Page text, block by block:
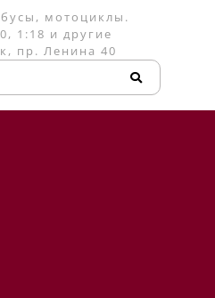
мотоциклы.
1:18 и другие
пр. Ленина 40